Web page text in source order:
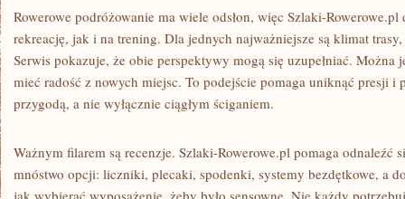
Rowerowe podróżowanie ma wiele odsłon, więc Szlaki-
rekreację, jak i na trening. Dla jednych najważniejsze są klimat
Serwis pokazuje, że obie perspektywy mogą się uzupełniać. Można
mieć radość z nowych miejsc. To podejście pomaga uniknąć presji i
przygodą, a nie wyłącznie ciągłym ściganiem.
Ważnym filarem są recenzje. Szlaki-Rowerowe.pl pomaga odnaleźć
mnóstwo opcji: liczniki, plecaki, spodenki, systemy bezdętkowe, a
jak wybierać wyposażenie, żeby było sensowne. Nie każdy